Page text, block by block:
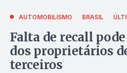
AUTOMOBILISMO BRASIL
Falta de recall
dos proprietários
terceiros